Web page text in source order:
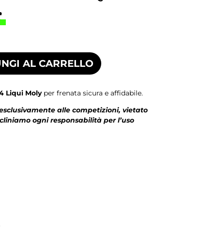
AL CARRELLO
Liqui Molyper frenata sicura e affidabile.
alle competizioni, vietato
ogni responsabilità per l’uso